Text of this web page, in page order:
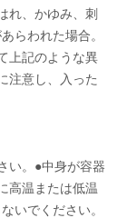
れ、かゆみ、刺
らわれた場合。
上記のような異
注意し、入った
い。●中身が容器
高温または低温
いでください。